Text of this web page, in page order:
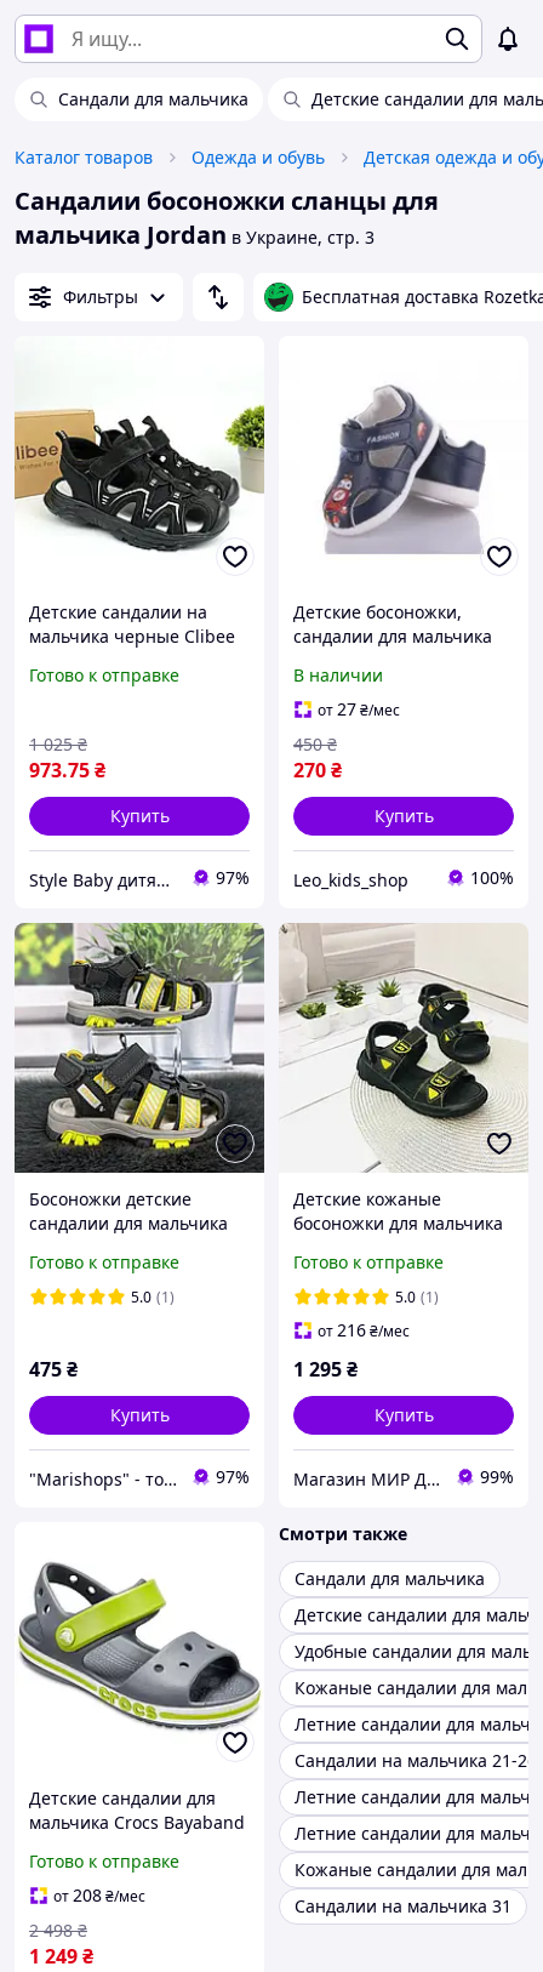
Сандали для мальчика Детские сандалии для
Каталог товаров Одежда и обувь Детская одежда и
Сандалии босоножки сланцы для
мальчика Jordan в Украине, стр. 3
Фильтры Бесплатная доставка
Детские сандалии на
мальчика черные Clibee
Готово к отправке
973.75₴
1 025 ₴
Купить
Style Baby дитячий магазин 97%
Детские босоножки,
сандалии для мальчика
В наличии
от27₴/мес
270₴
450 ₴
Купить
Leo_kids_shop 100%
Босоножки детские
сандалии для мальчика
закрытые 5756
Готово к отправке
5.0 (1)
475₴
Купить
"Marishops" - товары для всей семьи. 97%
Детские кожаные
босоножки для мальчика
Готово к отправке
5.0 (1)
от216₴/мес
1 295₴
Купить
Магазин МИР ДЕТСТВА Одежда и обувь для детей и подростков 99%
Детские сандалии для
мальчика Crocs Bayaband
Серые (205400)
Готово к отправке
от208₴/мес
1 249₴
2 498 ₴
Смотри также
Сандали для мальчика
Детские сандалии для
Удобные сандалии для
Кожаные сандалии для
Летние сандалии для
Сандалии на мальчика 21-26
Летние сандалии для
Летние сандалии для
Кожаные сандалии для
Сандалии на мальчика 31